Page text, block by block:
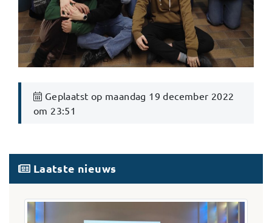
Geplaatst op maandag 19 december 2022
om 23:51
Laatste nieuws